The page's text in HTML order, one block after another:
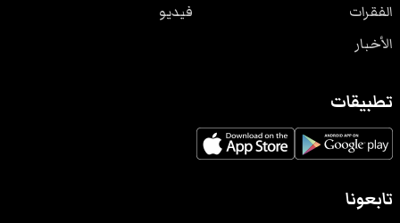
الفقرات
الأخبار
فيديو
تطبيقات
تابعونا